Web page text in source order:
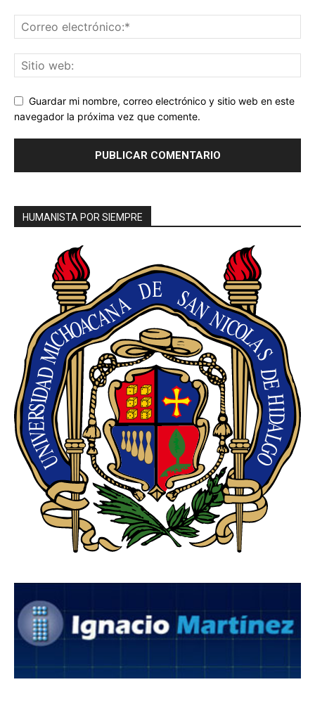
Guardar mi nombre, correo electrónico y sitio web en este
navegador la próxima vez que comente.
HUMANISTA POR SIEMPRE